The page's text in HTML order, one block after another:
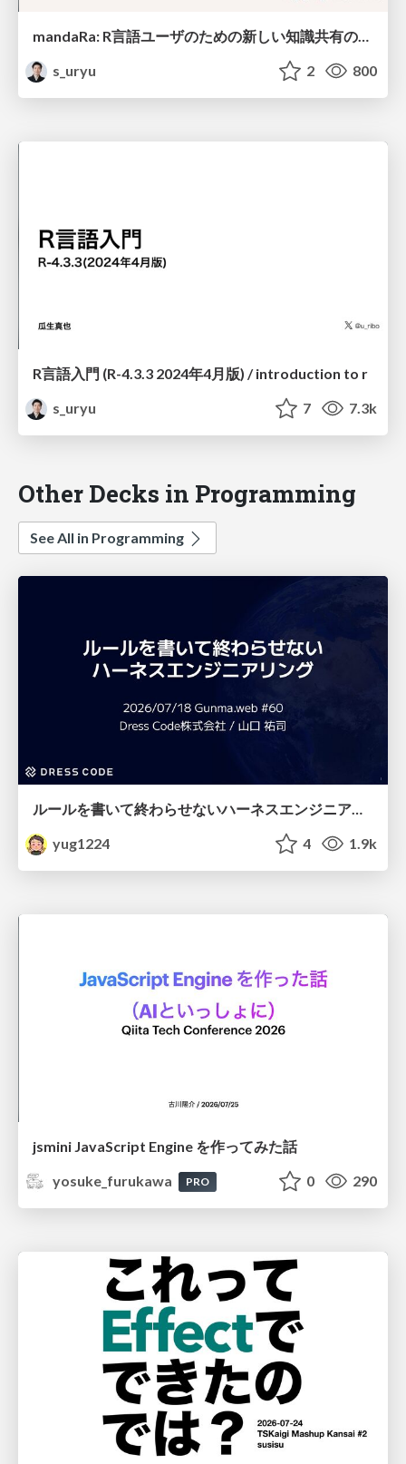
mandaRa: R言語ユーザのための新しい知識共有の場 / mandara_tokyor111
s_uryu
2 800
R言語入門 (R-4.3.3 2024年4月版) / introduction to r
s_uryu
7 7.3k
Other Decks in Programming
See All in Programming
yug1224
4 1.9k
jsmini JavaScript Engine を作ってみた話
yosuke_furukawa
PRO 0 290